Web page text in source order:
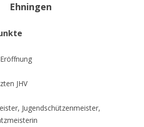
Ehningen
JHV
Jugendschützenmeister,